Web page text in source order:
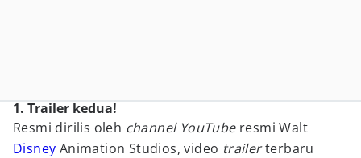
1. Trailer kedua!
Resmi dirilis oleh channel YouTube resmi Walt
Disney Animation Studios, video trailerterbaru